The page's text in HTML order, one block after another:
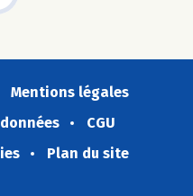
Mentions légales
CGU
Plan du site